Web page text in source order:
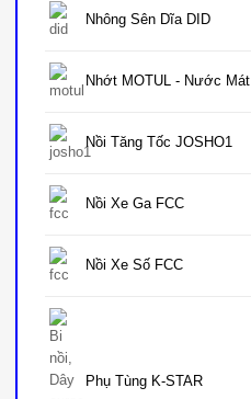
Nhông Sên Dĩa DID
Nhớt MOTUL - Nước Mát
Nồi Tăng Tốc JOSHO1
Nồi Xe Ga FCC
Nồi Xe Số FCC
Phụ Tùng K-STAR